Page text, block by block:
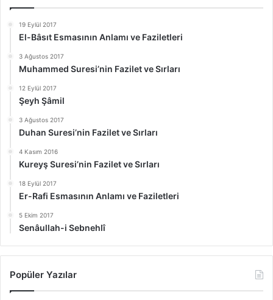
19 Eylül 2017
El-Bâsıt Esmasının Anlamı ve Faziletleri
3 Ağustos 2017
Muhammed Suresi’nin Fazilet ve Sırları
12 Eylül 2017
Şeyh Şâmil
3 Ağustos 2017
Duhan Suresi’nin Fazilet ve Sırları
4 Kasım 2016
Kureyş Suresi’nin Fazilet ve Sırları
18 Eylül 2017
Er-Rafi Esmasının Anlamı ve Faziletleri
5 Ekim 2017
Senâullah-i Sebnehlî
Popüler Yazılar